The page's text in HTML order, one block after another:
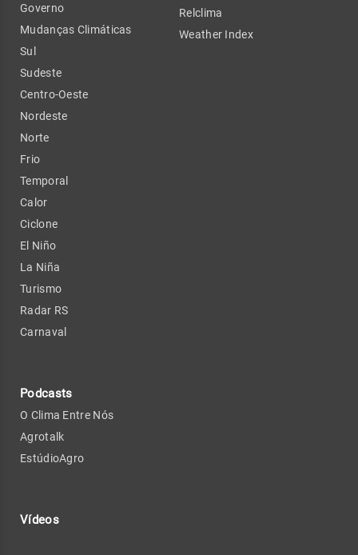
Governo
Mudanças Climáticas
Sul
Sudeste
Centro-Oeste
Nordeste
Norte
Frio
Temporal
Calor
Ciclone
El Niño
La Niña
Turismo
Radar RS
Carnaval
Podcasts
O Clima Entre Nós
Agrotalk
EstúdioAgro
Vídeos
Relclima
Weather Index